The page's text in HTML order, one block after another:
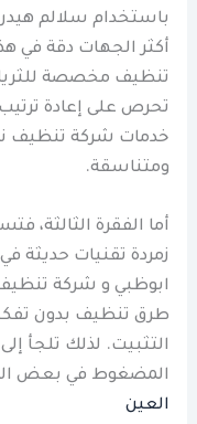
باستخدام سلالم
أكثر الجهات دقة في
تنظيف مخصصة
تحرص على إعادة
خدمات شركة تنظيف
ومتناسقة.
أما الفقرة
زمردة تقنيات
ابوظبي و شركة
طرق تنظيف بدون
التثبيت. لذلك تلجأ
المضغوط في بعض
العين